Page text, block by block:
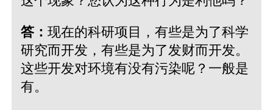
答： 现在的科研项目，有些是为了科学
研究而开发，有些是为了发财而开发。
这些开发对环境有没有污染呢？一般是
有。